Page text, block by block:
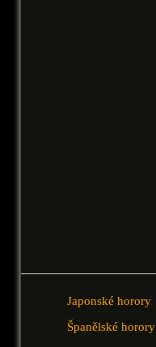
Japonské horory
Španělské horory